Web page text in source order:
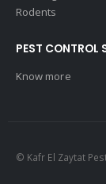
Rodents
PEST CONTROL
Know more
© Kafr El Zaytat